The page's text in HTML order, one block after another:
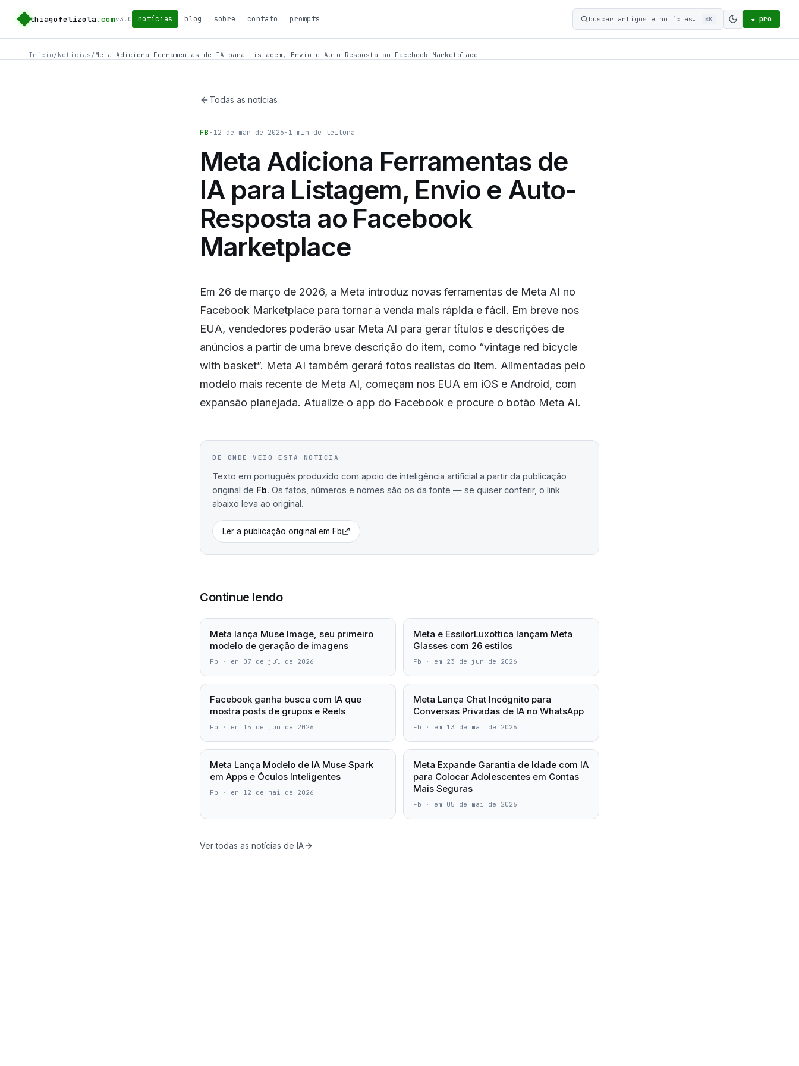
thiagofelizola .comv3.0 notícias blog sobre contato prompts buscar artigos e notícias… ⌘K
Ativar modo
★ pro
Início/Notícias/Meta Adiciona Ferramentas de IA para Listagem, Envio e Auto-Resposta ao Facebook Marketplace
Todas as notícias
FB · 12 de mar de 2026 · 1 min de leitura
Meta Adiciona Ferramentas de
IA para Listagem, Envio e Auto-
Resposta ao Facebook
Marketplace
Em 26 de março de 2026, a Meta introduz novas ferramentas de Meta AI no
Facebook Marketplace para tornar a venda mais rápida e fácil. Em breve nos
EUA, vendedores poderão usar Meta AI para gerar títulos e descrições de
anúncios a partir de uma breve descrição do item, como “vintage red bicycle
with basket”. Meta AI também gerará fotos realistas do item. Alimentadas pelo
modelo mais recente de Meta AI, começam nos EUA em iOS e Android, com
expansão planejada. Atualize o app do Facebook e procure o botão Meta AI.
DE ONDE VEIO ESTA NOTÍCIA
Texto em português produzido com apoio de inteligência artificial a partir da publicação
original de Fb. Os fatos, números e nomes são os da fonte — se quiser conferir, o link
abaixo leva ao original.
Ler a publicação original em Fb
Continue lendo
Meta lança Muse Image, seu primeiro
modelo de geração de imagens
Fb · em 07 de jul de 2026
Meta e EssilorLuxottica lançam Meta
Glasses com 26 estilos
Fb · em 23 de jun de 2026
Facebook ganha busca com IA que
mostra posts de grupos e Reels
Fb · em 15 de jun de 2026
Meta Lança Chat Incógnito para
Conversas Privadas de IA no WhatsApp
Fb · em 13 de mai de 2026
Meta Lança Modelo de IA Muse Spark
em Apps e Óculos Inteligentes
Fb · em 12 de mai de 2026
Meta Expande Garantia de Idade com IA
para Colocar Adolescentes em Contas
Mais Seguras
Fb · em 05 de mai de 2026
Ver todas as notícias de IA